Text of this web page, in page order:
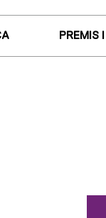
PREMIS